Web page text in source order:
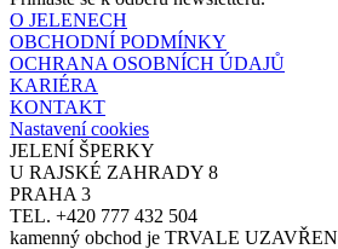
O JELENECH
OBCHODNÍ PODMÍNKY
OCHRANA OSOBNÍCH ÚDAJŮ
KARIÉRA
KONTAKT
Nastavení cookies
JELENÍ ŠPERKY
U RAJSKÉ ZAHRADY 8
PRAHA 3
TEL. +420 777 432 504
kamenný obchod je TRVALE UZAVŘEN